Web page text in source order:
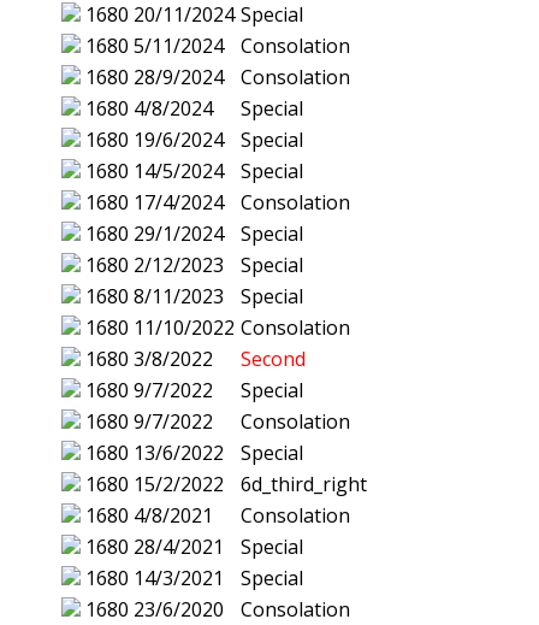
1680 20/11/2024 Special
1680 5/11/2024
Consolation
1680 28/9/2024
Consolation
1680 4/8/2024
Special
1680 19/6/2024
Special
1680 14/5/2024
Special
1680 17/4/2024
Consolation
1680 29/1/2024
Special
1680 2/12/2023
Special
1680 8/11/2023
Special
1680 11/10/2022 Consolation
1680 3/8/2022
Second
1680 9/7/2022
Special
1680 9/7/2022
Consolation
1680 13/6/2022
Special
1680 15/2/2022
6d_third_right
1680 4/8/2021
Consolation
1680 28/4/2021
Special
1680 14/3/2021
Special
1680 23/6/2020
Consolation